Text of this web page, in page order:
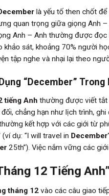
là yếu tố then chốt
quan trọng giữa giọng Anh
Anh – Anh thường được đọc
khảo sát, khoảng 70% người
tập nghe và nhại lại theo
“December” Trong
tiếng Anh thường được viết tắt
chẳng hạn như lịch trình,
kết hợp với các giới từ
dụ: “I will travel in December
25th”). Việc nắm vững các
12 Tiếng
tháng 12 vào các câu giao